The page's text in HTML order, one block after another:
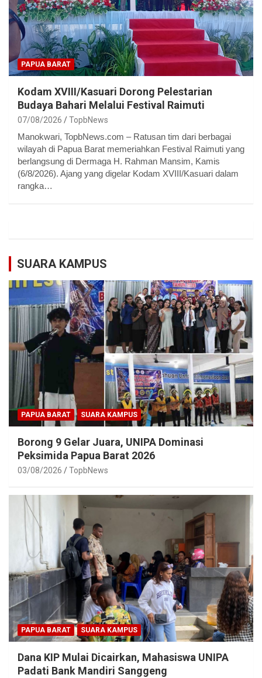
PAPUA BARAT
Kodam XVIII/Kasuari Dorong Pelestarian
Budaya Bahari Melalui Festival Raimuti
07/08/2026 TopbNews
Manokwari, TopbNews.com – Ratusan tim dari berbagai
wilayah di Papua Barat memeriahkan Festival Raimuti yang
berlangsung di Dermaga H. Rahman Mansim, Kamis
(6/8/2026). Ajang yang digelar Kodam XVIII/Kasuari dalam
rangka…
SUARA KAMPUS
PAPUA BARAT SUARA KAMPUS
Borong 9 Gelar Juara, UNIPA Dominasi
Peksimida Papua Barat 2026
03/08/2026 TopbNews
PAPUA BARAT SUARA KAMPUS
Dana KIP Mulai Dicairkan, Mahasiswa UNIPA
Padati Bank Mandiri Sanggeng